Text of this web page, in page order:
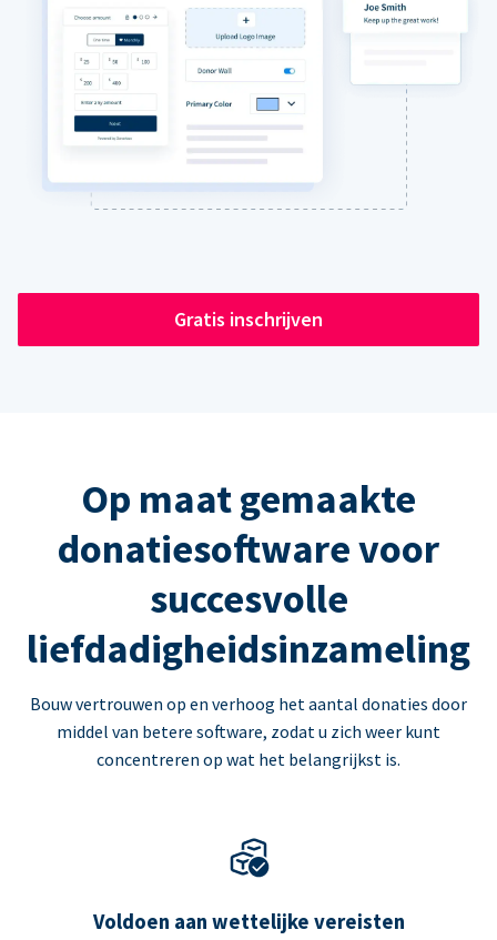
Gratis inschrijven
Op maat gemaakte
donatiesoftware voor
succesvolle
liefdadigheidsinzameling
Bouw vertrouwen op en verhoog het aantal donaties door
middel van betere software, zodat u zich weer kunt
concentreren op wat het belangrijkst is.
Voldoen aan wettelijke vereisten